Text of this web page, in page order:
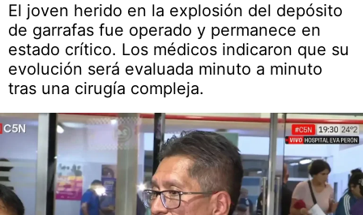
El joven herido en la explosión del depósito
de garrafas fue operado y permanece en
estado crítico. Los médicos indicaron que su
evolución será evaluada minuto a minuto
tras una cirugía compleja.